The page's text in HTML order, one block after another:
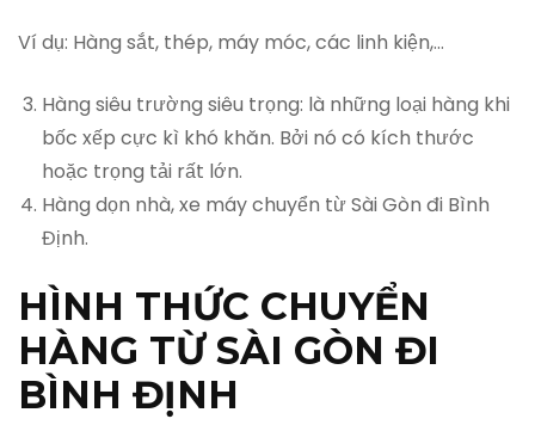
Ví dụ: Hàng sắt, thép, máy móc, các linh kiện,…
Hàng siêu trường siêu trọng: là những loại hàng khi
bốc xếp cực kì khó khăn. Bởi nó có kích thước
hoặc trọng tải rất lớn.
Hàng dọn nhà, xe máy chuyển từ Sài Gòn đi Bình
Định.
HÌNH THỨC CHUYỂN
HÀNG TỪ SÀI GÒN ĐI
BÌNH ĐỊNH